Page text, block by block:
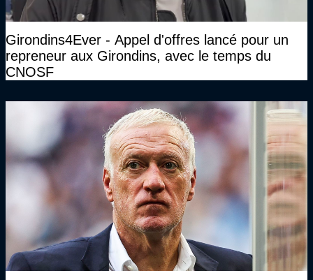
Girondins4Ever - Appel d'offres lancé pour un
repreneur aux Girondins, avec le temps du
CNOSF